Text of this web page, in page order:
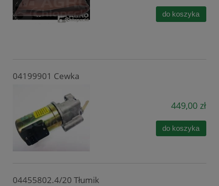
do koszyka
04199901 Cewka
449,00 zł
do koszyka
04455802.4/20 Tłumik